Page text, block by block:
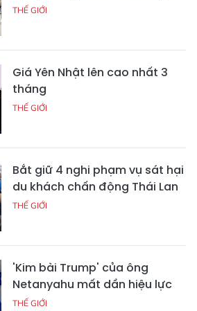
THẾ GIỚI
Giá Yên Nhật lên cao nhất 3
tháng
THẾ GIỚI
Bắt giữ 4 nghi phạm vụ sát hại
du khách chấn động Thái Lan
THẾ GIỚI
'Kim bài Trump' của ông
Netanyahu mất dần hiệu lực
THẾ GIỚI